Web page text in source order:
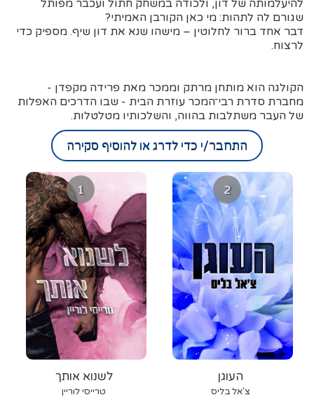
להיעלמותה של דון, ולכודה במשחק חתול ועכבר מפותל
שגורם לה לתהות: מי כאן הקורבן האמיתי?
דבר אחד ברור לחלוטין – מישהו שנא את דון שיף. מספיק כדי
לרצוח.
הקולגה הוא מותחן מרתק וממכר מאת פרידה מקפדן -
מחברת סדרת רבי־המכר עוזרת הבית - שבו הדרכים האפלות
של העבר משתלבות בהווה, והשלכותיו מטלטלות.
התחבר/י כדי לדרג או להוסיף סקירה
1
לשנוא אותך
טרייסי לוריין
2
העוגן
צ'אל בליס